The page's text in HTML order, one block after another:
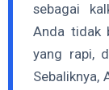
sebagai
Anda tidak
yang rapi,
Sebaliknya,